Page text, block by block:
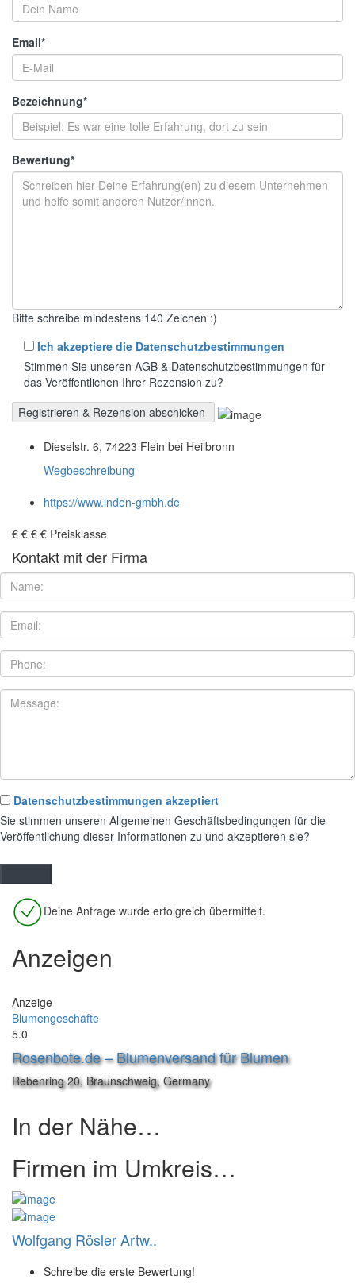
Email*
Bezeichnung*
Bewertung*
Bitte schreibe mindestens 140 Zeichen :)
Ich akzeptiere die Datenschutzbestimmungen
Stimmen Sie unseren AGB & Datenschutzbestimmungen für
das Veröffentlichen Ihrer Rezension zu?
Dieselstr. 6, 74223 Flein bei Heilbronn
Wegbeschreibung
https://www.inden-gmbh.de
€ € € € Preisklasse
Kontakt mit der Firma
Datenschutzbestimmungen akzeptiert
Sie stimmen unseren Allgemeinen Geschäftsbedingungen für die
Veröffentlichung dieser Informationen zu und akzeptieren sie?
Deine Anfrage wurde erfolgreich übermittelt.
Anzeigen
Anzeige
Blumengeschäfte
5.0
Rosenbote.de – Blumenversand für Blumen
Rebenring 20, Braunschweig, Germany
In der Nähe…
Firmen im Umkreis…
Wolfgang Rösler Artw..
Schreibe die erste Bewertung!